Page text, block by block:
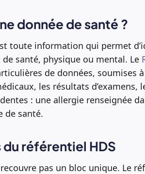
donnée de santé ?
toute information qui permet
santé, physique ou mental. Le
de données, soumises
les résultats d’examens,
: une allergie renseignée
de santé.
référentiel HDS
pas un bloc unique. Le